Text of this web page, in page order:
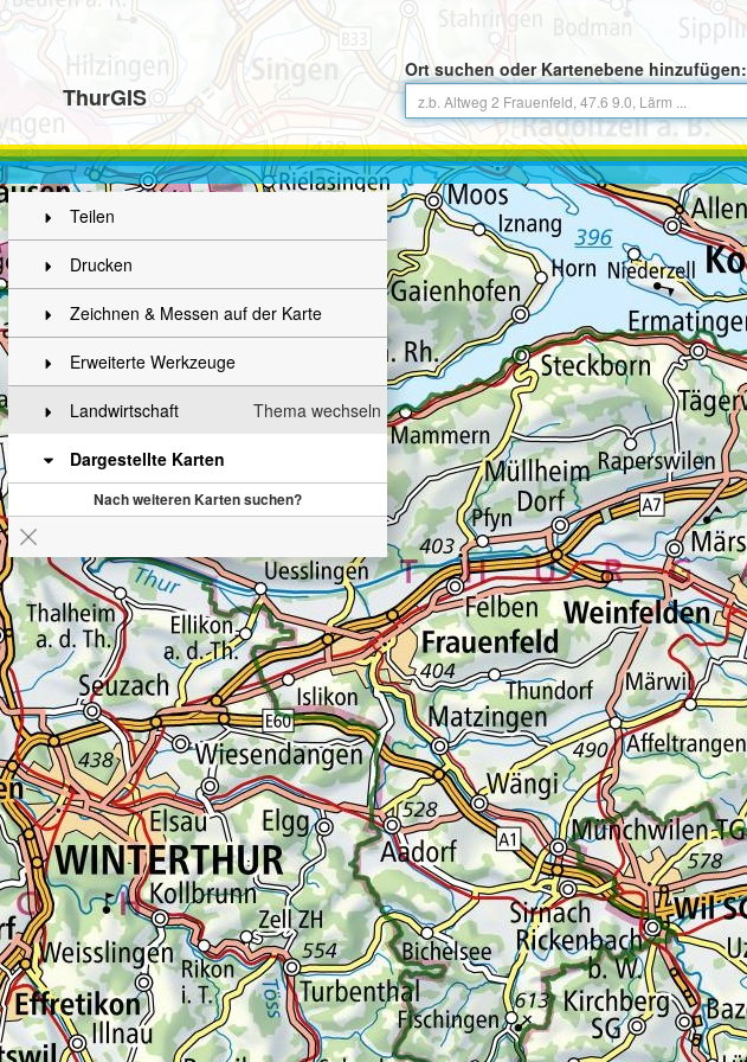
ThurGIS
Ort suchen oder Kartenebene hinzufügen:
Teilen
Drucken
Zeichnen & Messen auf der Karte
Erweiterte Werkzeuge
Thema wechseln
Landwirtschaft
Dargestellte Karten
Nach weiteren Karten suchen?